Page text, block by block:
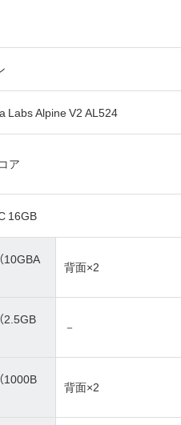
Labs Alpine V2 AL524
ア
16GB
10GBA
背面×2
2.5GB
－
1000B
背面×2